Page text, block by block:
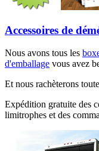
Accessoires de
Nous avons tous les
d'emballage vous avez
Et nous rachèterons
Expédition gratuite des
limitrophes et des